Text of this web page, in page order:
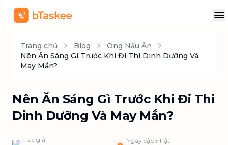
Trang chủ Blog
Ong Nấu Ăn
Nên Ăn Sáng Gì Trước Khi Đi Thi Dinh Dưỡng Và
May Mắn?
Nên Ăn Sáng Gì Trước Khi Đi Thi
Dinh Dưỡng Và May Mắn?
Tác giả Ngày cập nhật